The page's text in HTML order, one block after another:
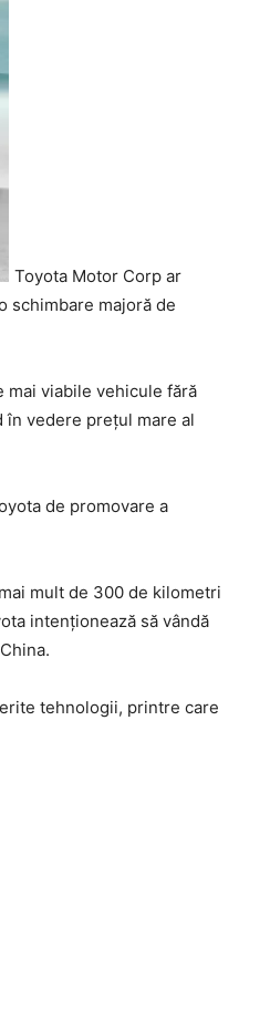
Toyota Motor Corp ar
schimbare majoră de
mai viabile vehicule fără
vedere preţul mare al
de promovare a
mult de 300 de kilometri
intenţionează să vândă
tehnologii, printre care